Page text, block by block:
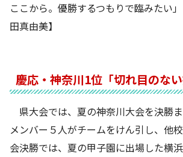
ここから。優勝するつもりで臨みたい
田真由美】
慶応・神奈川1位「切れ目のない
県大会では、夏の神奈川大会を決勝
メンバー５人がチームをけん引し、他
会決勝では、夏の甲子園に出場した横浜